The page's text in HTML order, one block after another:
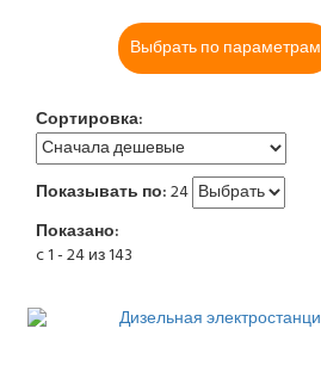
Выбрать по параметрам
Сортировка:
Показывать по:24
Показано:
c 1 - 24 из 143